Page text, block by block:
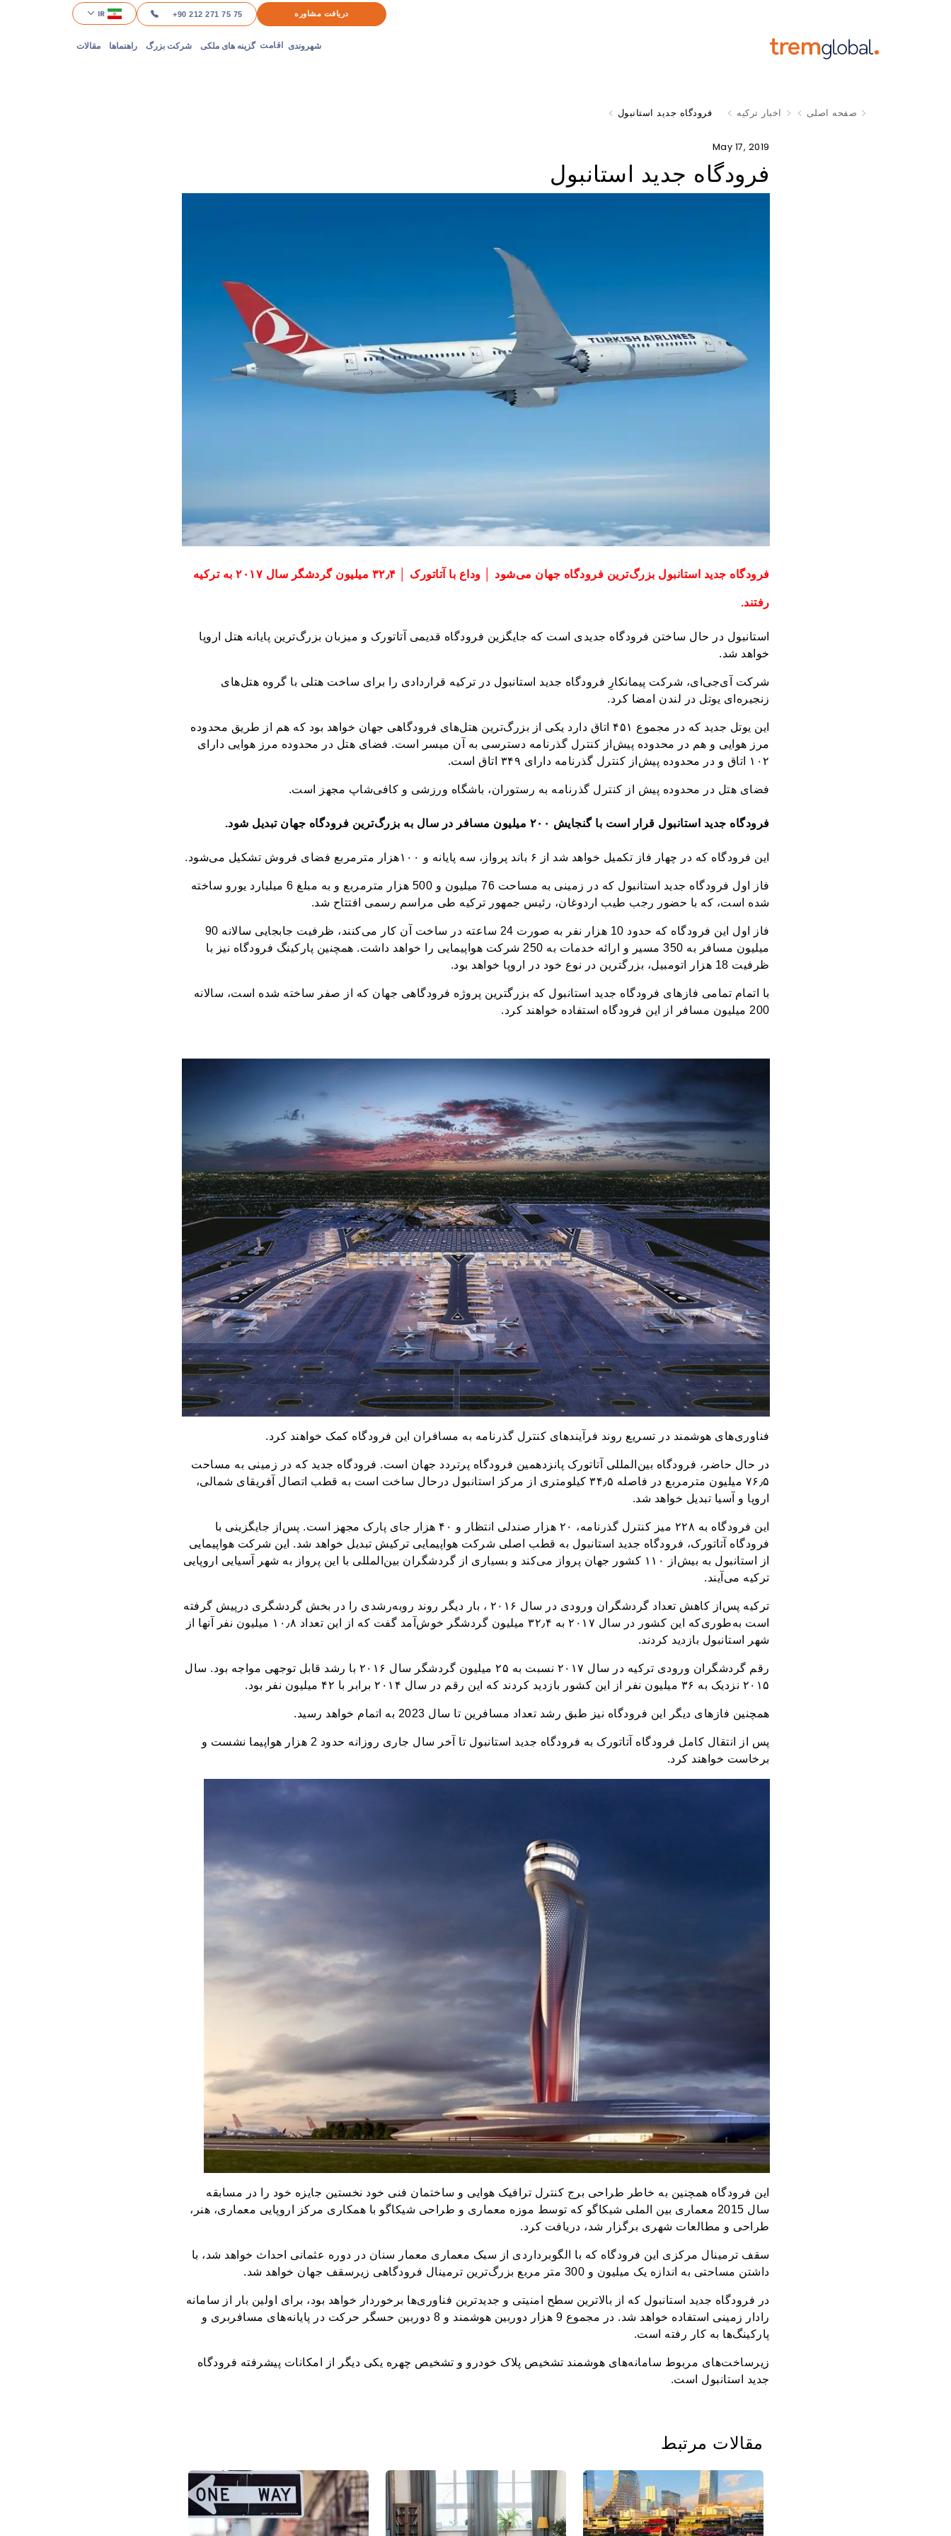
دریافت مشاوره +90 212 271 75 75
IR
شهروندی اقامت گزینه های ملکی شرکت بزرگ راهنماها مقالات
صفحه اصلی اخبار ترکیه فرودگاه جدید استانبول
May 17, 2019
فرودگاه جدید استانبول
فرودگاه جدید استانبول بزرگ‌ترین فرودگاه جهان می‌شود │ وداع با آتاتورک │ ۳۲٫۴ میلیون گردشگر سال ۲۰۱۷ به ترکیه
رفتند.
استانبول در حال ساختن فرودگاه جدیدی است که جایگزین فرودگاه قدیمی آتاتورک و میزبان بزرگ‌ترین پایانه هتل اروپا
خواهد شد.
شرکت آی‌جی‌ای، شرکت پیمانکارِ فرودگاه جدید استانبول در ترکیه قراردادی را برای ساخت هتلی با گروه هتل‌های
زنجیره‌ای یوتل در لندن امضا کرد.
این یوتل جدید که در مجموع ۴۵۱ اتاق دارد یکی از بزرگ‌ترین هتل‌های فرودگاهی جهان خواهد بود که هم از طریق محدوده
مرز هوایی و هم در محدوده پیش‌از کنترل گذرنامه دسترسی به آن میسر است. فضای هتل در محدوده مرز هوایی دارای
۱۰۲ اتاق و در محدوده پیش‌از کنترل گذرنامه دارای ۳۴۹ اتاق است.
فضای هتل در محدوده پیش‌ از کنترل گذرنامه به رستوران، باشگاه ورزشی و کافی‌شاپ مجهز است.
فرودگاه جدید استانبول قرار است با گنجایش ۲۰۰ میلیون مسافر در سال به بزرگ‌ترین فرودگاه جهان تبدیل شود.
این فرودگاه که در چهار فاز تکمیل خواهد شد از ۶ باند پرواز، سه پایانه و ۱۰۰هزار مترمربع فضای فروش تشکیل می‌شود.
فاز اول فرودگاه جدید استانبول که در زمینی به مساحت 76 میلیون و 500 هزار مترمربع و به مبلغ 6 میلیارد یورو ساخته
شده است، که با حضور رجب طیب اردوغان، رئیس جمهور ترکیه طی مراسم رسمی افتتاح شد.
فاز اول این فرودگاه که حدود 10 هزار نفر به صورت 24 ساعته در ساخت آن کار می‌کنند، ظرفیت جابجایی سالانه 90
میلیون مسافر به 350 مسیر و ارائه خدمات‌ به 250 شرکت هواپیمایی را خواهد داشت. همچنین پارکینگ فرودگاه نیز با
ظرفیت 18 هزار اتومبیل، بزرگترین در نوع خود در اروپا خواهد بود.
با اتمام تمامی فازهای فرودگاه جدید استانبول که بزرگترین پروژه فرودگاهی جهان که از صفر ساخته شده است، سالانه
200 میلیون مسافر از این فرودگاه استفاده خواهند کرد.
فناوری‌های هوشمند در تسریع روند فرآیندهای کنترل گذرنامه به مسافران این فرودگاه کمک خواهند کرد.
در حال‌ حاضر، فرودگاه بین‌المللی آتاتورک پانزدهمین فرودگاه پرتردد جهان است. فرودگاه جدید که در زمینی به مساحت
۷۶٫۵ میلیون مترمربع در فاصله ۳۴٫۵ کیلومتری از مرکز استانبول درحال ساخت است به قطب اتصال آفریقای شمالی،
اروپا و آسیا تبدیل خواهد شد.
این فرودگاه به ۲۲۸ میز کنترل گذرنامه، ۲۰ هزار صندلی انتظار و ۴۰ هزار جای پارک مجهز است. پس‌از جایگزینی با
فرودگاه آتاتورک، فرودگاه جدید استانبول به قطب اصلی شرکت هواپیمایی ترکیش تبدیل خواهد شد. این شرکت هواپیمایی
از استانبول به بیش‌از ۱۱۰ کشور جهان پرواز می‌کند و بسیاری از گردشگران بین‌المللی با این پرواز به شهر آسیایی‌ اروپایی
ترکیه می‌آیند.
ترکیه پس‌از کاهش تعداد گردشگران ورودی در سال ۲۰۱۶ ، بار دیگر روند روبه‌رشدی را در بخش گردشگری درپیش گرفته
است به‌طوری‌که این کشور در سال ۲۰۱۷ به ۳۲٫۴ میلیون گردشگر خوش‌آمد گفت که از این تعداد ۱۰٫۸ میلیون نفر آنها از
شهر استانبول بازدید کردند.
رقم گردشگران ورودی ترکیه در سال ۲۰۱۷ نسبت به ۲۵ میلیون گردشگر سال ۲۰۱۶ با رشد قابل‌ توجهی مواجه بود. سال
۲۰۱۵ نزدیک به ۳۶ میلیون نفر از این کشور بازدید کردند که این رقم در سال ۲۰۱۴ برابر با ۴۲ میلیون نفر بود.
همچنین فاز‌های دیگر این فرودگاه نیز طبق رشد تعداد مسافرین تا سال 2023 به اتمام خواهد رسید.
پس از انتقال کامل فرودگاه آتاتورک به فرودگاه جدید استانبول تا آخر سال جاری روزانه حدود 2 هزار هواپیما نشست و
برخاست خواهند کرد.
این فرودگاه همچنین به خاطر طراحی برج کنترل ترافیک هوایی و ساختمان فنی خود نخستین جایزه خود را در مسابقه
سال 2015 معماری بین الملی شیکاگو که توسط موزه معماری و طراحی شیکاگو با همکاری مرکز اروپایی معماری، هنر،
طراحی و مطالعات شهری برگزار شد، دریافت کرد.
سقف ترمینال مرکزی این فرودگاه که با الگوبرداردی از سبک معماری معمار سنان در دوره عثمانی احداث خواهد شد، با
داشتن مساحتی به اندازه یک میلیون و 300 متر مربع بزرگ‌ترین ترمینال فرودگاهی زیرسقف جهان خواهد شد.
در فرودگاه جدید استانبول که از بالاترین سطح امنیتی و جدیدترین فناوری‌ها برخوردار خواهد بود، برای اولین بار از سامانه
رادار زمینی استفاده خواهد شد. در مجموع 9 هزار دوربین هوشمند و 8 دوربین حسگر حرکت در پایانه‌های مسافربری و
پارکینگ‌ها به کار رفته است.
زیرساخت‌های مربوط سامانه‌های هوشمند تشخیص پلاک خودرو و تشخیص چهره یکی دیگر از امکانات پیشرفته فرودگاه
جدید استانبول است.
مقالات مرتبط